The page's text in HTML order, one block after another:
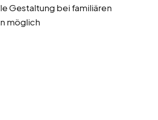
Gestaltung bei familiären
möglich